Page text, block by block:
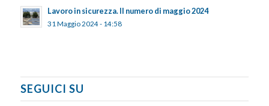
Lavoro in sicurezza. Il numero di maggio 2024
31 Maggio 2024 - 14:58
SEGUICI SU